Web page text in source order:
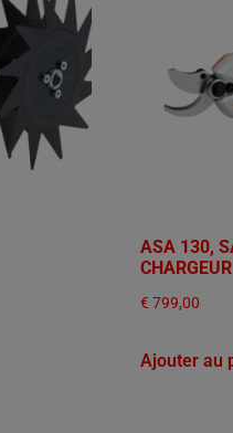
ASA 130,
CHARGEUR
€ 799,00
Ajouter au